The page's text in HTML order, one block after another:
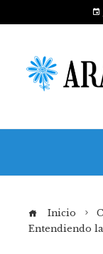
Inicio
Entendiendo la